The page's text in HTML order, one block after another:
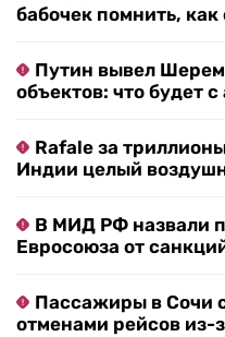
бабочек помнить,
Путин вывел
объектов: что будет
Rafale за
Индии целый
В МИД РФ назвали
Евросоюза от
Пассажиры в Сочи
отменами рейсов из-